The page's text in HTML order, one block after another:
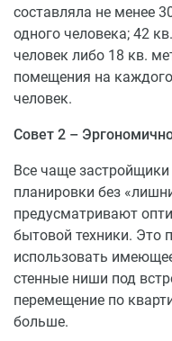
Отдыхать вблизи ЖК
экологически чистый,
но много зелени.
позволит отдыхать
машин.
Рядом с домом
и окрестностей
Стадион Белая
мотолюбителей
Во дворе
площадки
по ул.
сад и школа
магазин «Окей»
составляла не менее
одного человека; 42
человек либо 18 кв.
помещения на
человек.
Совет 2 –
Все чаще
планировки без
предусматривают
бытовой техники. Это
использовать
стенные ниши под
перемещение по
больше.